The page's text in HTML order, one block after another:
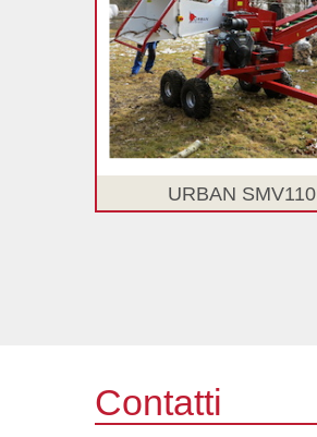
URBAN SMV110
Contatti